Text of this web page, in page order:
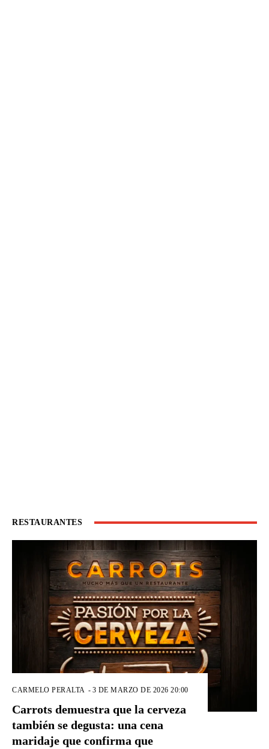
RESTAURANTES
CARMELO PERALTA - 3 DE MARZO DE 2026 20:00
Carrots demuestra que la cerveza
también se degusta: una cena
maridaje que confirma que